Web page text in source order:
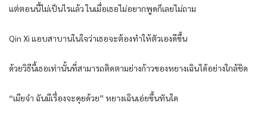
แต่ตอนนี้ไม่เป็นไรแล้ว ในเมื่อเธอไม่อยากพูดก็เลยไม่ถาม
Qin Xi แอบสาบานในใจว่าเธอจะต้องทำให้ตัวเองดีขึ้น
ด้วยวิธีนี้เธอเท่านั้นที่สามารถติดตามย่างก้าวของหยางเฉินได้อย่างใกล้ชิด
“เมียจ๋า ฉันมีเรื่องจะคุยด้วย” หยางเฉินเอ่ยขึ้นทันใด